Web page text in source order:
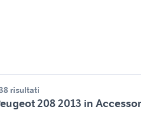
risultati
208 2013 in